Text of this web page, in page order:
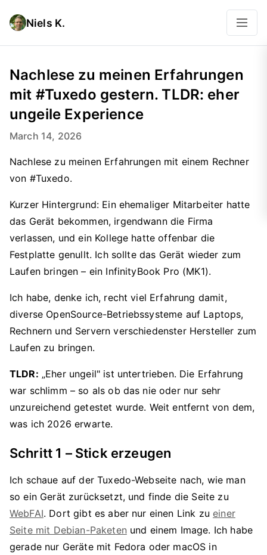
Niels K.
Nachlese zu meinen Erfahrungen
mit #Tuxedo gestern. TLDR: eher
ungeile Experience
March 14, 2026
Nachlese zu meinen Erfahrungen mit einem Rechner
von #Tuxedo.
Kurzer Hintergrund: Ein ehemaliger Mitarbeiter hatte
das Gerät bekommen, irgendwann die Firma
verlassen, und ein Kollege hatte offenbar die
Festplatte genullt. Ich sollte das Gerät wieder zum
Laufen bringen – ein InfinityBook Pro (MK1).
Ich habe, denke ich, recht viel Erfahrung damit,
diverse OpenSource-Betriebssysteme auf Laptops,
Rechnern und Servern verschiedenster Hersteller zum
Laufen zu bringen.
TLDR: „Eher ungeil" ist untertrieben. Die Erfahrung
war schlimm – so als ob das nie oder nur sehr
unzureichend getestet wurde. Weit entfernt von dem,
was ich 2026 erwarte.
Schritt 1 – Stick erzeugen
Ich schaue auf der Tuxedo-Webseite nach, wie man
so ein Gerät zurücksetzt, und finde die Seite zu
WebFAI. Dort gibt es aber nur einen Link zueiner
Seite mit Debian-Paketen und einem Image. Ich habe
gerade nur Geräte mit Fedora oder macOS in